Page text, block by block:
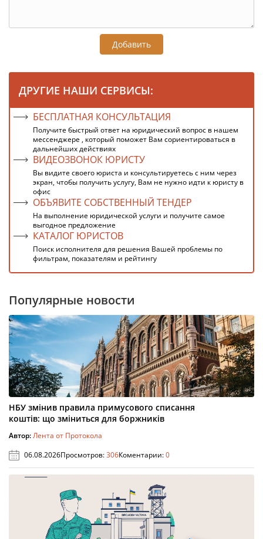
Добавить
ДРУГИЕ НАШИ СЕРВИСЫ:
БЕСПЛАТНАЯ КОНСУЛЬТАЦИЯ
Получите быстрый ответ на юридический вопрос в нашем
мессенджере , который поможет Вам сориентироваться в
дальнейших действиях
ВИДЕОЗВОНОК ЮРИСТУ
Вы видите своего юриста и консультируетесь с ним через
экран, чтобы получить услугу, Вам не нужно идти к юристу в
офис
ОБЪЯВИТЕ СОБСТВЕННЫЙ ТЕНДЕР
На выполнение юридической услуги и получите самое
выгодное предложение
КАТАЛОГ ЮРИСТОВ
Поиск исполнителя для решения Вашей проблемы по
фильтрам, показателям и рейтингу
Популярные новости
НБУ змінив правила примусового списання
коштів: що зміниться для боржників
Автор:Лента от Протокола
06.08.2026Просмотров:306Коментарии:0